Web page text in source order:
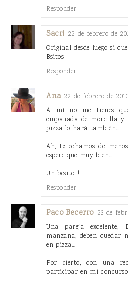
Responder
Sacri 22 de febrero de
Original desde luego si
Bsitos
Responder
Ana 22 de febrero de
A mí no me tienes
empanada de morcilla y
pizza lo hará también...
Ah, te echamos de
espero que muy bien...
Un besito!!!
Responder
Paco Becerro 23 de
Una pareja
manzana, deben quedar
en pizza...
Por cierto, con una
participar en mi